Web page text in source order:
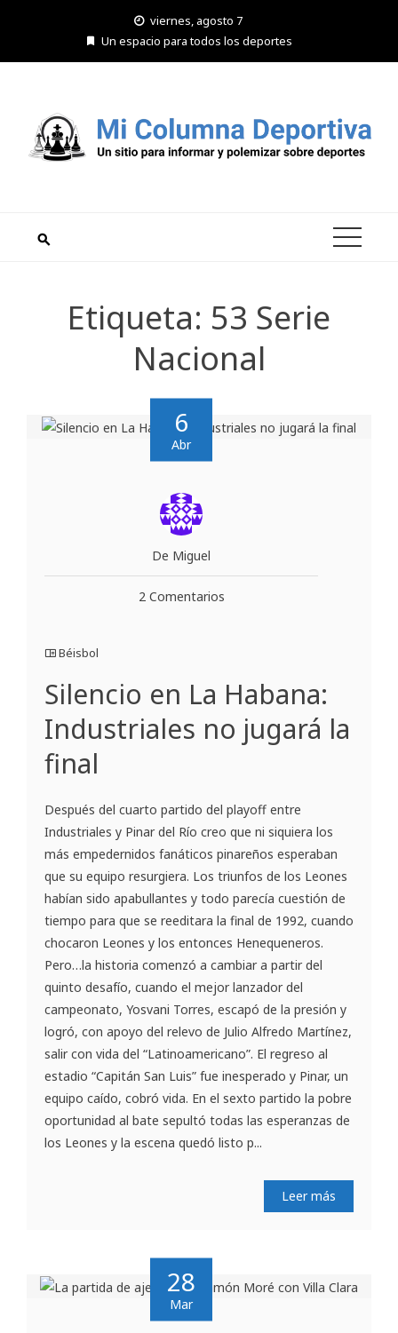
viernes, agosto 7
Un espacio para todos los deportes
Etiqueta: 53 Serie
Nacional
6
Abr
De Miguel
2 Comentarios
Béisbol
Silencio en La Habana:
Industriales no jugará la
final
Después del cuarto partido del playoff entre
Industriales y Pinar del Río creo que ni siquiera los
más empedernidos fanáticos pinareños esperaban
que su equipo resurgiera. Los triunfos de los Leones
habían sido apabullantes y todo parecía cuestión de
tiempo para que se reeditara la final de 1992, cuando
chocaron Leones y los entonces Henequeneros.
Pero…la historia comenzó a cambiar a partir del
quinto desafío, cuando el mejor lanzador del
campeonato, Yosvani Torres, escapó de la presión y
logró, con apoyo del relevo de Julio Alfredo Martínez,
salir con vida del “Latinoamericano”. El regreso al
estadio “Capitán San Luis” fue inesperado y Pinar, un
equipo caído, cobró vida. En el sexto partido la pobre
oportunidad al bate sepultó todas las esperanzas de
los Leones y la escena quedó listo p...
Leer más
28
Mar